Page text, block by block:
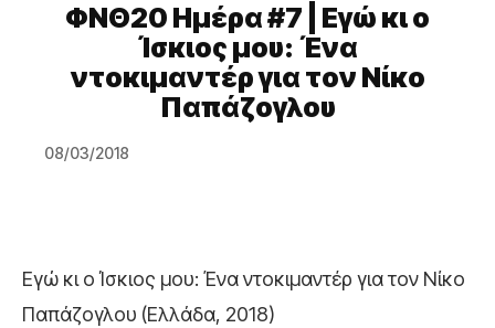
ΦΝΘ20 Ημέρα #7 | ​Εγώ κι ο
Ίσκιος μου: Ένα
ντοκιμαντέρ για τον Νίκο
Παπάζογλου
08/03/2018
Εγώ κι ο Ίσκιος μου: Ένα ντοκιμαντέρ για τον Νίκο
Παπάζογλου (Ελλάδα, 2018)